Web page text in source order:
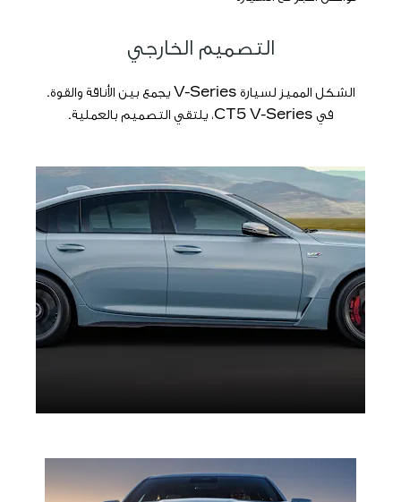
التصميم الخارجي​
الشكل المميز لسيارة V-Series يجمع بين الأناقة والقوة.
في CT5 V-Series، يلتقي التصميم بالعملية.